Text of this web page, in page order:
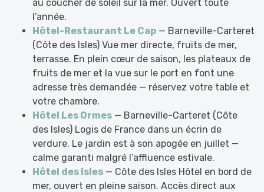
au coucher de soleil sur la mer. Ouvert toute
l’année.
Hôtel-Restaurant Le Cap — Barneville-Carteret
(Côte des Isles) Vue mer directe, fruits de mer,
terrasse. En plein cœur de saison, les plateaux de
fruits de mer et la vue sur le port en font une
adresse très demandée — réservez votre table et
votre chambre.
Hôtel Les Ormes — Barneville-Carteret (Côte
des Isles) Logis de France dans un écrin de
verdure. Le jardin est à son apogée en juillet —
calme garanti malgré l’affluence estivale.
Hôtel des Isles — Côte des Isles Hôtel en bord de
mer, ouvert en pleine saison. Accès direct aux